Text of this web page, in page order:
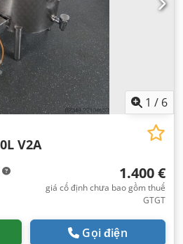
1 / 6
V2A
1.400 €
giá cố định chưa bao gồm thuế
GTGT
Gọi điện